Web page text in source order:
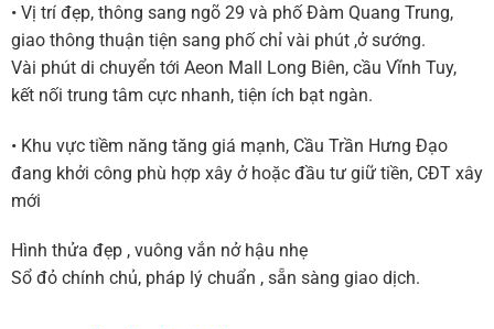
• Vị trí đẹp, thông sang ngõ 29 và phố Đàm Quang Trung,
giao thông thuận tiện sang phố chỉ vài phút ,ở sướng.
Vài phút di chuyển tới Aeon Mall Long Biên, cầu Vĩnh Tuy,
kết nối trung tâm cực nhanh, tiện ích bạt ngàn.
• Khu vực tiềm năng tăng giá mạnh, Cầu Trần Hưng Đạo
đang khởi công phù hợp xây ở hoặc đầu tư giữ tiền, CĐT xây
mới
Hình thửa đẹp , vuông vắn nở hậu nhẹ
Sổ đỏ chính chủ, pháp lý chuẩn , sẵn sàng giao dịch.